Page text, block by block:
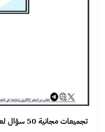
تجميعات مجانية 50 سؤال لعام 1445 هـ في التربوي العام